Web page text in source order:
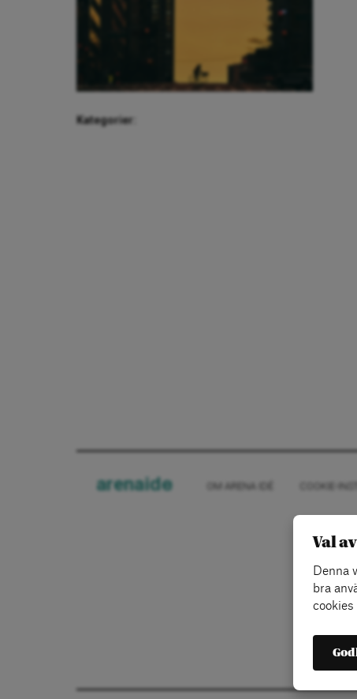
Kategorier:
arenaide OM ARENA IDÉ COOKIE-
Val
Denna
bra
cookies